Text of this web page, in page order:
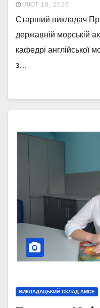
ЛЮТ 18, 2026
Старший викладач
державній морській
кафедрі англійської
з…
ВИКЛАДАЦЬКИЙ СКЛАД АМСЕ